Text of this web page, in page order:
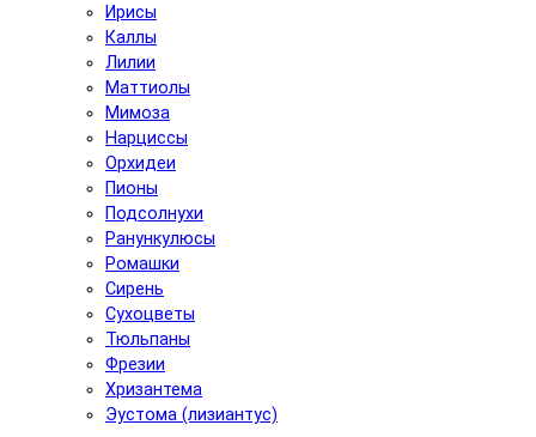
Ирисы
Каллы
Лилии
Маттиолы
Мимоза
Нарциссы
Орхидеи
Пионы
Подсолнухи
Ранункулюсы
Ромашки
Сирень
Сухоцветы
Тюльпаны
Фрезии
Хризантема
Эустома (лизиантус)